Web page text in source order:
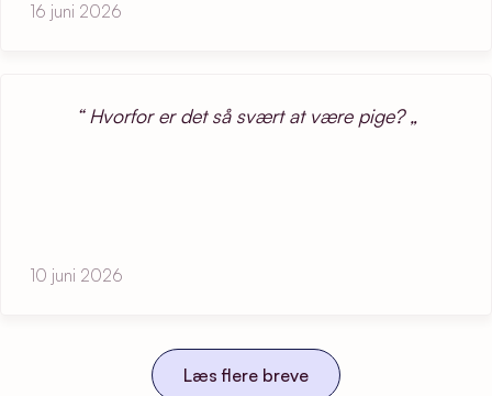
16 juni 2026
Hvorfor er det så svært at være pige?
10 juni 2026
Læs flere breve